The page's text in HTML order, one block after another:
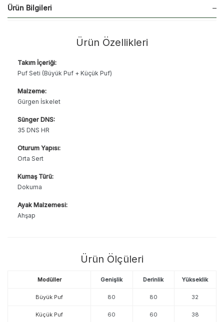
Ürün Bilgileri
Ürün Özellikleri
Takım İçeriği:
Puf Seti (Büyük Puf + Küçük Puf)
Malzeme:
Gürgen İskelet
Sünger DNS:
35 DNS HR
Oturum Yapısı:
Orta Sert
Kumaş Türü:
Dokuma
Ayak Malzemesi:
Ahşap
Ürün Ölçüleri
Modüller Genişlik Derinlik Yükseklik
Büyük Puf 80 80 32
Küçük Puf 60 60 38